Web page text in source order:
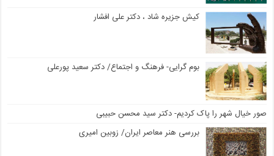
کیش جزیره شاد ، دکتر علی افشار
بوم گرایی- فرهنگ و اجتماع/ دکتر سعید پورعلی
صور خیال شهر را پاک کردیم- دکتر سید محسن حبیبی
بررسی هنر معاصر ایران/ زوبین امیری